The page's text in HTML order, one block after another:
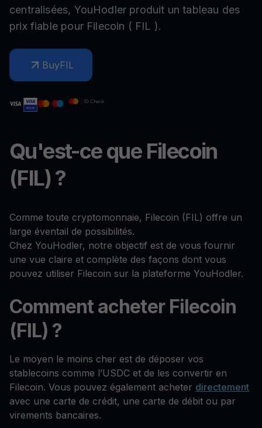
centralisées, YouHodler produit un tableau des
prix fiable pour Filecoin ( FIL ).
BuyFIL
Qu'est-ce que Filecoin
(FIL) ?
Comme toute cryptomonnaie, Filecoin (FIL) offre un
large éventail de possibilités.
Chez YouHodler, notre objectif est de vous fournir
une vue claire et complète des façons dont vous
pouvez utiliser Filecoin sur la plateforme YouHodler.
Comment acheter Filecoin
(FIL) ?
Le moyen le moins cher est de déposer vos
stablecoins comme l’USDC et de les convertir en
Filecoin. Vous pouvez également acheter directement
avec une carte de crédit, une carte de débit ou par
virements bancaires.